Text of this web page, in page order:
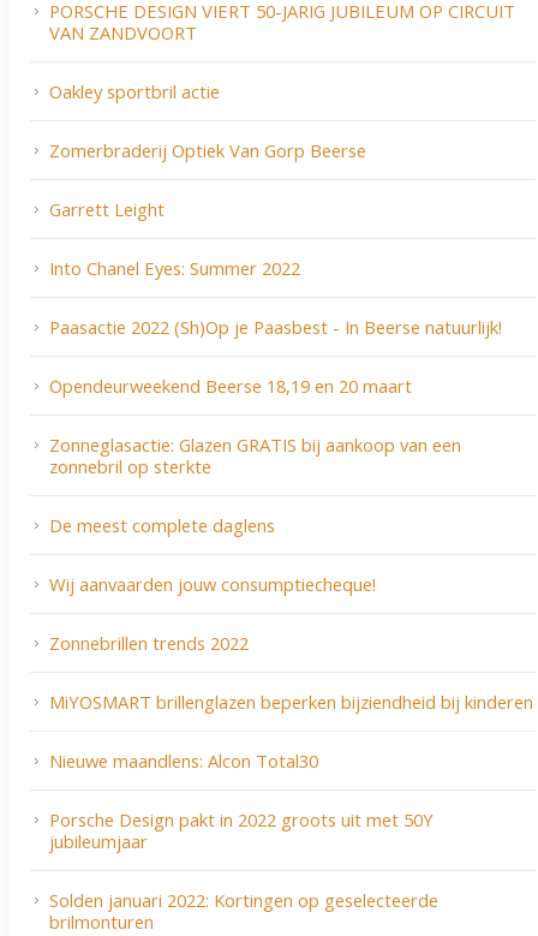
PORSCHE DESIGN VIERT 50-JARIG JUBILEUM OP CIRCUIT
VAN ZANDVOORT
Oakley sportbril actie
Zomerbraderij Optiek Van Gorp Beerse
Garrett Leight
Into Chanel Eyes: Summer 2022
Paasactie 2022 (Sh)Op je Paasbest - In Beerse natuurlijk!
Opendeurweekend Beerse 18,19 en 20 maart
Zonneglasactie: Glazen GRATIS bij aankoop van een
zonnebril op sterkte
De meest complete daglens
Wij aanvaarden jouw consumptiecheque!
Zonnebrillen trends 2022
MiYOSMART brillenglazen beperken bijziendheid bij kinderen
Nieuwe maandlens: Alcon Total30
Porsche Design pakt in 2022 groots uit met 50Y
jubileumjaar
Solden januari 2022: Kortingen op geselecteerde
brilmonturen